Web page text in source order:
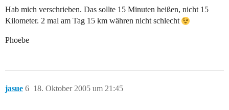
Hab mich verschrieben. Das sollte 15 Minuten heißen, nicht 15
Kilometer. 2 mal am Tag 15 km währen nicht schlecht
Phoebe
jasue 18. Oktober 2005 um 21:45
6